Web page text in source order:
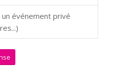
événement privé